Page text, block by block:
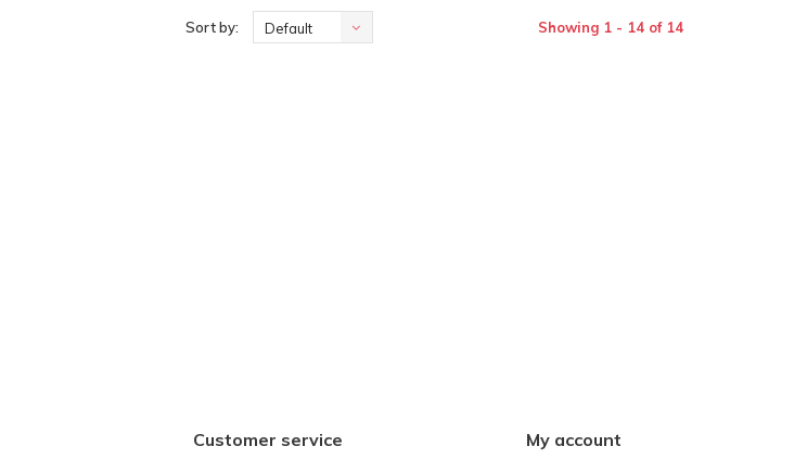
Sort by: Default Showing 1 - 14 of 14
Customer service My account